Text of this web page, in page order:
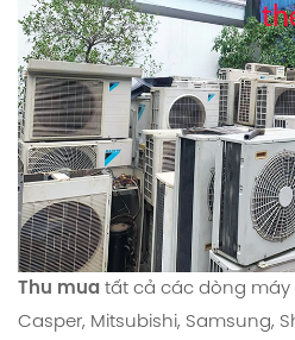
Thu mua tất cả các dòng máy
Casper, Mitsubishi, Samsung,